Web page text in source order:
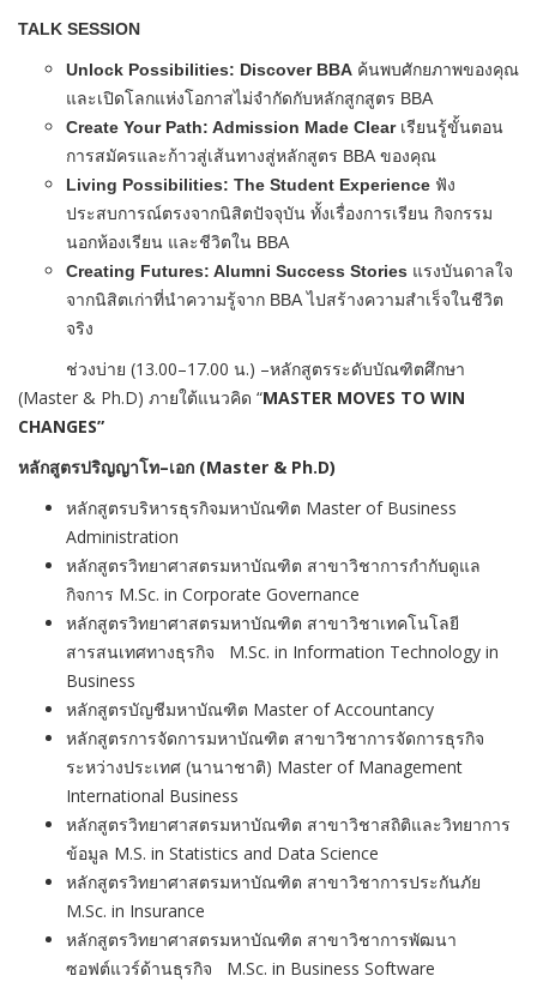
TALK SESSION
Unlock Possibilities: Discover BBA ค้นพบศักยภาพของคุณ
และเปิดโลกแห่งโอกาสไม่จำกัดกับหลักสูกสูตร BBA
Create Your Path: Admission Made Clear เรียนรู้ขั้นตอน
การสมัครและก้าวสู่เส้นทางสู่หลักสูตร BBA ของคุณ
Living Possibilities: The Student Experience ฟัง
ประสบการณ์ตรงจากนิสิตปัจจุบัน ทั้งเรื่องการเรียน กิจกรรม
นอกห้องเรียน และชีวิตใน BBA
Creating Futures: Alumni Success Stories แรงบันดาลใจ
จากนิสิตเก่าที่นำความรู้จาก BBAไปสร้างความสำเร็จในชีวิต
จริง
ช่วงบ่าย (13.00–17.00 น.) –หลักสูตรระดับบัณฑิตศึกษา
(Master & Ph.D) ภายใต้แนวคิด “MASTER MOVES TO WIN
CHANGES”
หลักสูตรปริญญาโท–เอก (Master & Ph.D)
หลักสูตรบริหารธุรกิจมหาบัณฑิต Master of Business
Administration
หลักสูตรวิทยาศาสตรมหาบัณฑิต สาขาวิชาการกำกับดูแล
กิจการ M.Sc. in Corporate Governance
หลักสูตรวิทยาศาสตรมหาบัณฑิต สาขาวิชาเทคโนโลยี
สารสนเทศทางธุรกิจ M.Sc. in Information Technology in
Business
หลักสูตรบัญชีมหาบัณฑิต Master of Accountancy
หลักสูตรการจัดการมหาบัณฑิต สาขาวิชาการจัดการธุรกิจ
ระหว่างประเทศ (นานาชาติ) Master of Management
International Business
หลักสูตรวิทยาศาสตรมหาบัณฑิต สาขาวิชาสถิติและวิทยาการ
ข้อมูล M.S. in Statistics and Data Science
หลักสูตรวิทยาศาสตรมหาบัณฑิต สาขาวิชาการประกันภัย
M.Sc. in Insurance
หลักสูตรวิทยาศาสตรมหาบัณฑิต สาขาวิชาการพัฒนา
ซอฟต์แวร์ด้านธุรกิจ M.Sc. in Business Software